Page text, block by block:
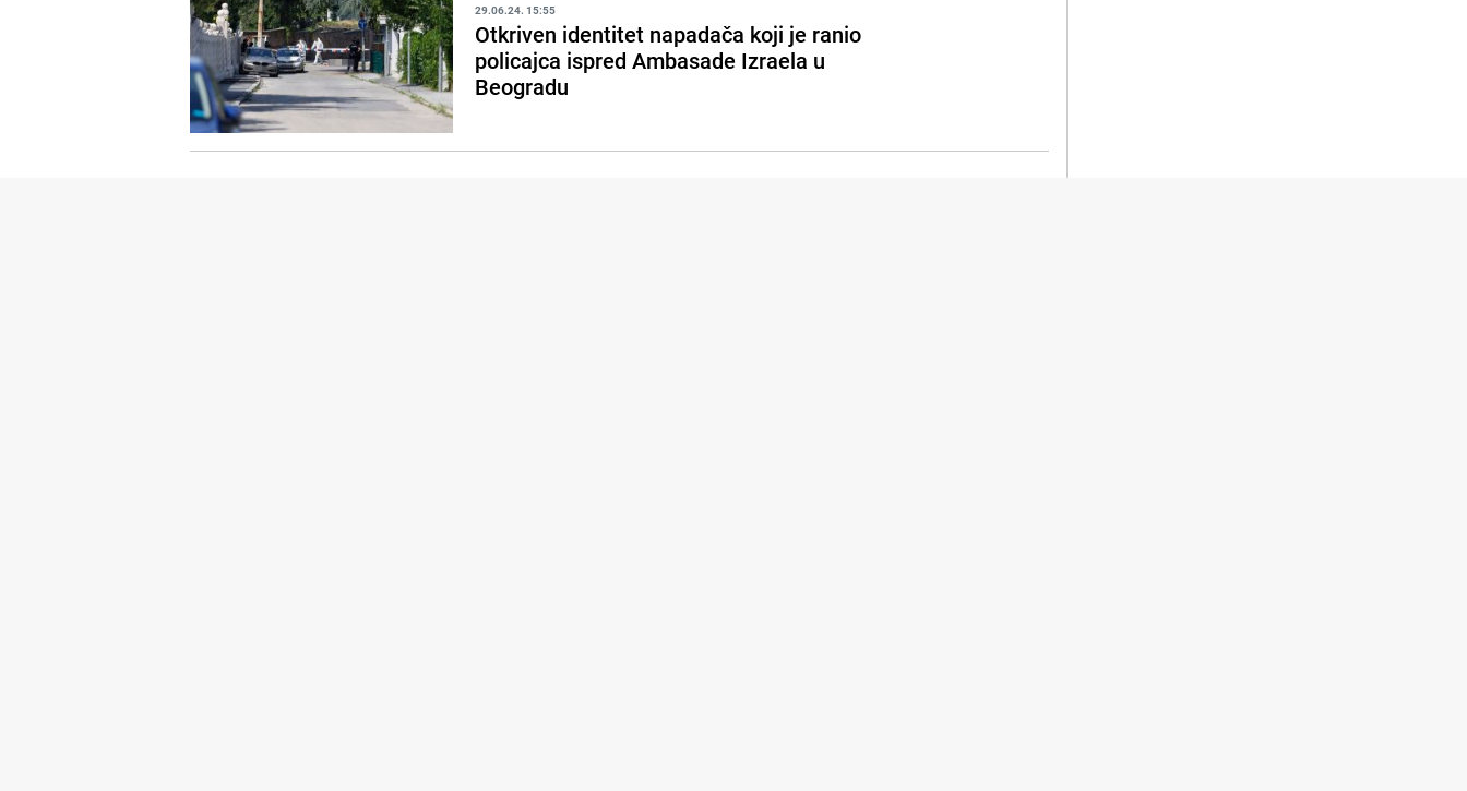
29.06.24. 15:55
Otkriven identitet napadača koji je ranio
policajca ispred Ambasade Izraela u
Beogradu